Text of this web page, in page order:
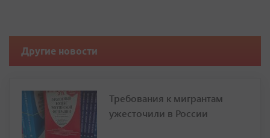
Другие новости
Требования к мигрантам
ужесточили в России